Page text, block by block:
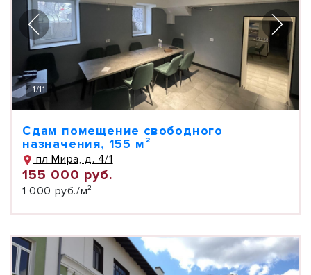
1/11
Сдам помещение свободного
назначения, 155 м²
пл Мира, д. 4/1
155 000 руб.
1 000 руб./м²